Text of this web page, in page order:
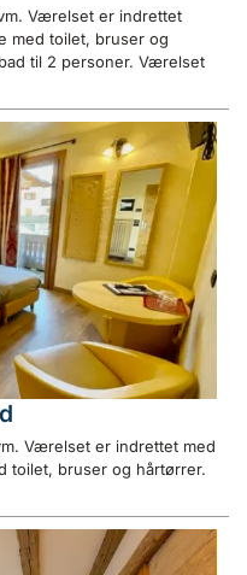
Værelset er indrettet
med toilet, bruser og
til 2 personer. Værelset
Værelset er indrettet med
toilet, bruser og hårtørrer.